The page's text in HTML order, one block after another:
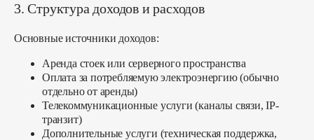
3. Структура доходов и расходов
Основные источники доходов:
Аренда стоек или серверного пространства
Оплата за потребляемую электроэнергию (обычно
отдельно от аренды)
Телекоммуникационные услуги (каналы связи, IP-
транзит)
Дополнительные услуги (техническая поддержка,